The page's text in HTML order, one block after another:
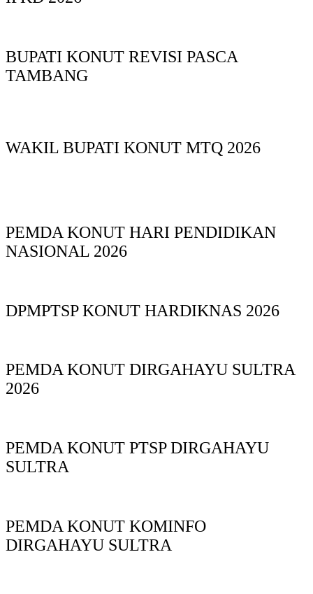
BUPATI KONUT REVISI PASCA
TAMBANG
WAKIL BUPATI KONUT MTQ 2026
PEMDA KONUT HARI PENDIDIKAN
NASIONAL 2026
DPMPTSP KONUT HARDIKNAS 2026
PEMDA KONUT DIRGAHAYU SULTRA
2026
PEMDA KONUT PTSP DIRGAHAYU
SULTRA
PEMDA KONUT KOMINFO
DIRGAHAYU SULTRA